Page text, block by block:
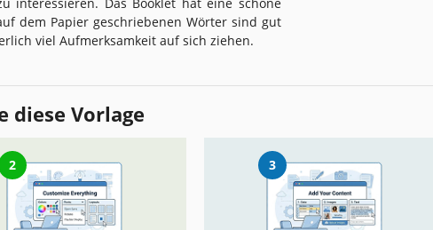
dem Papier geschriebenen Wörter sind gut
viel Aufmerksamkeit auf sich ziehen.
diese Vorlage
2 3